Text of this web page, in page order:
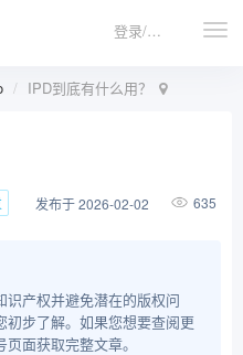
登录/注册
IPD到底有什么用？
发布于 2026-02-02 635
产权并避免潜在的版权问
步了解。如果您想要查阅更
面获取完整文章。